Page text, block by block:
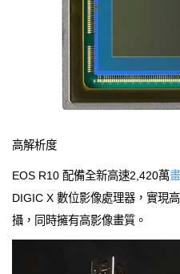
高解析度
EOS R10 配備全新高速2,420萬
DIGIC X 數位影像處理器，實現
攝，同時擁有高影像畫質。